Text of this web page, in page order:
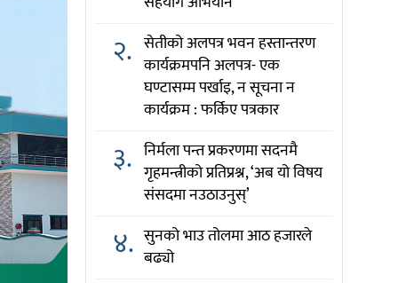
२. सेतीको अलपत्र भवन हस्तान्तरण
कार्यक्रमपनि अलपत्र- एक
घण्टासम्म पर्खाइ, न सूचना न
कार्यक्रम : फर्किए पत्रकार
३. निर्मला पन्त प्रकरणमा सदनमै
गृहमन्त्रीको प्रतिप्रश्न, ‘अब यो विषय
संसदमा नउठाउनुस्’
४. सुनको भाउ तोलमा आठ हजारले
बढ्यो